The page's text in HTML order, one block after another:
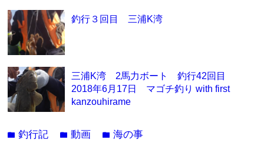
釣行３回目 三浦K湾
三浦K湾 2馬力ボート 釣行42回目
2018年6月17日 マゴチ釣り with first
kanzouhirame
folder釣行記 folder動画 folder海の事